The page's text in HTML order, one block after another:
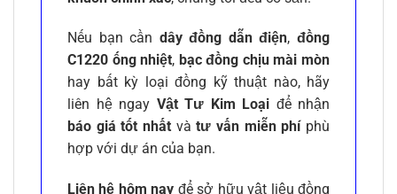
Nếu bạn cần dây đồng dẫn điện,đồng
C1220 ống nhiệt, bạc đồng chịu mài mòn
hay bất kỳ loại đồng kỹ thuật nào, hãy
liên hệ ngay Vật Tư Kim Loại để nhận
báo giá tốt nhất vàtư vấn miễn phíphù
hợp với dự án của bạn.
Liên hệ hôm nay để sở hữu vật liệu đồng